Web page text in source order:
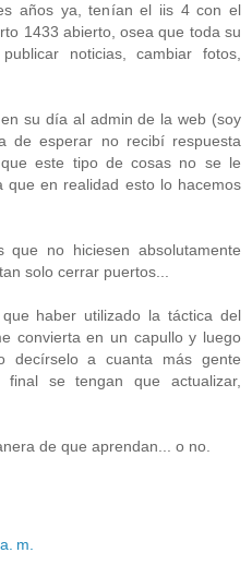
años ya, tenían el iis 4 con el
1433 abierto, osea que toda su
noticias, cambiar fotos,
su día al admin de la web (soy
de esperar no recibí respuesta
este tipo de cosas no se le
que en realidad esto lo hacemos
no hiciesen absolutamente
solo cerrar puertos...
haber utilizado la táctica del
convierta en un capullo y luego
decírselo a cuanta más gente
se tengan que actualizar,
de que aprendan... o no.
m.